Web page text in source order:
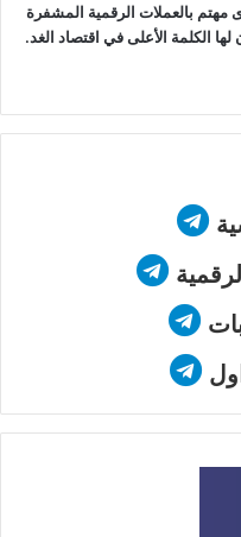
بالعملات الرقمية المشفرة
الكلمة الأعلى في اقتصاد الغد.